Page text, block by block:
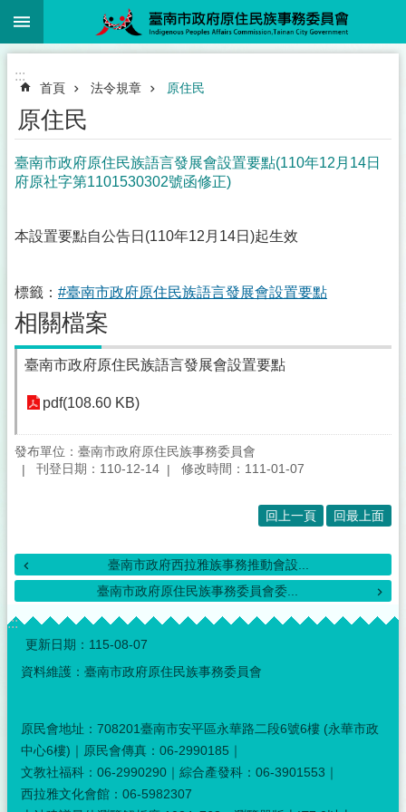
跳到主要內容區塊
:::
首頁 法令規章 原住民
原住民
臺南市政府原住民族語言發展會設置要點(110年12月14日
府原社字第1101530302號函修正)
本設置要點自公告日(110年12月14日)起生效
標籤： #臺南市政府原住民族語言發展會設置要點
相關檔案
臺南市政府原住民族語言發展會設置要點
pdf(108.60 KB)
發布單位：臺南市政府原住民族事務委員會
刊登日期：110-12-14
修改時間：111-01-07
回上一頁 回最上面
臺南市政府西拉雅族事務推動會設...
臺南市政府原住民族事務委員會委...
:::
更新日期： 115-08-07
資料維護：臺南市政府原住民族事務委員會
原民會地址：708201臺南市安平區永華路二段6號6樓 (永華市政
中心6樓)｜原民會傳真：06-2990185｜
文教社福科：06-2990290｜綜合產發科：06-3901553｜
西拉雅文化會館：06-5982307